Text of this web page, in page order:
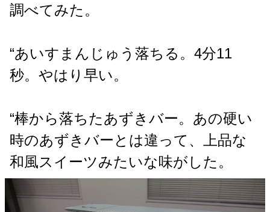
調べてみた。
“あいすまんじゅう落ちる。4分11
秒。やはり早い。
“棒から落ちたあずきバー。あの硬い
時のあずきバーとは違って、上品な
和風スイーツみたいな味がした。